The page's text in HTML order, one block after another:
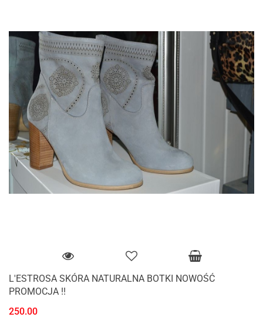
L'ESTROSA SKÓRA NATURALNA BOTKI NOWOŚĆ
PROMOCJA !!
250.00